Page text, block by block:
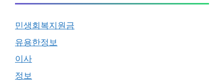
민생회복지원금
유용한정보
이사
정보